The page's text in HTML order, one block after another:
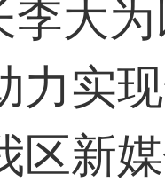
李大
力实
区新